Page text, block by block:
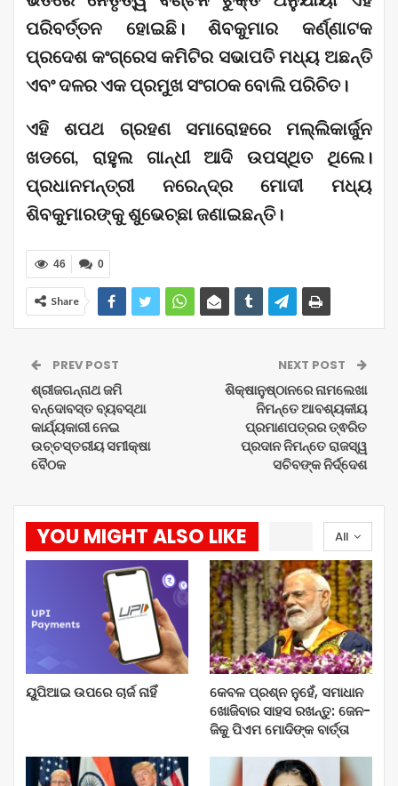
ପରିବର୍ତ୍ତନ ହୋଇଛି। ଶିବକୁମାର କର୍ଣ୍ଣାଟକ
ପ୍ରଦେଶ କଂଗ୍ରେସ କମିଟିର ସଭାପତି ମଧ୍ୟ ଅଛନ୍ତି
ଏବଂ ଦଳର ଏକ ପ୍ରମୁଖ ସଂଗଠକ ବୋଲି ପରିଚିତ।
ଏହି ଶପଥ ଗ୍ରହଣ ସମାରୋହରେ ମଲ୍ଲିକାର୍ଜୁନ
ଖଡଗେ, ରାହୁଲ ଗାନ୍ଧୀ ଆଦି ଉପସ୍ଥିତ ଥିଲେ।
ପ୍ରଧାନମନ୍ତ୍ରୀ ନରେନ୍ଦ୍ର ମୋଦୀ ମଧ୍ୟ
ଶିବକୁମାରଙ୍କୁ ଶୁଭେଚ୍ଛା ଜଣାଇଛନ୍ତି।
0
46
Share
PREV POST
ଶ୍ରୀଜଗନ୍ନାଥ ଜମି
ବନ୍ଦୋବସ୍ତ ବ୍ୟବସ୍ଥା
କାର୍ଯ୍ୟକାରୀ ନେଇ
ଉଚ୍ଚସ୍ତରୀୟ ସମୀକ୍ଷା
ବୈଠକ
NEXT POST
ଶିକ୍ଷାନୁଷ୍ଠାନରେ ନାମଲେଖା
ନିମନ୍ତେ ଆବଶ୍ୟକୀୟ
ପ୍ରମାଣପତ୍ରର ତ୍ଵରିତ
ପ୍ରଦାନ ନିମନ୍ତେ ରାଜସ୍ୱ
ସଚିବଙ୍କ ନିର୍ଦ୍ଦେଶ
All
YOU MIGHT ALSO LIKE
ୟୁପିଆଇ ଉପରେ ଚାର୍ଜ ନାହିଁ
କେବଳ ପ୍ରଶ୍ନ ନୁହେଁ, ସମାଧାନ
ଖୋଜିବାର ସାହସ ରଖନ୍ତୁ: ଜେନ-
ଜିକୁ ପିଏମ ମୋଦିଙ୍କ ବାର୍ତ୍ତା